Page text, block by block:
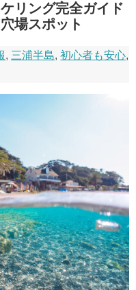
リング完全ガイド
場スポット
, 三浦半島,初心者も安心,